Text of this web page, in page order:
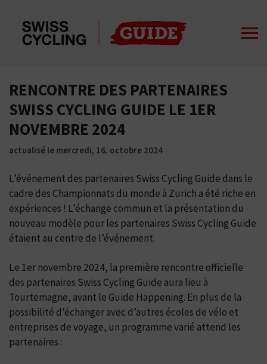
RENCONTRE DES PARTENAIRES
SWISS CYCLING GUIDE LE 1ER
NOVEMBRE 2024
actualisé le mercredi, 16. octobre 2024
L’événement des partenaires Swiss Cycling Guide dans le
cadre des Championnats du monde à Zurich a été riche en
expériences ! L’échange commun et la présentation du
nouveau modèle pour les partenaires Swiss Cycling Guide
étaient au centre de l’événement.
Le 1er novembre 2024, la première rencontre officielle
des partenaires Swiss Cycling Guide aura lieu à
Tourtemagne, avant le Guide Happening. En plus de la
possibilité d’échanger avec d’autres écoles de vélo et
entreprises de voyage, un programme varié attend les
partenaires :